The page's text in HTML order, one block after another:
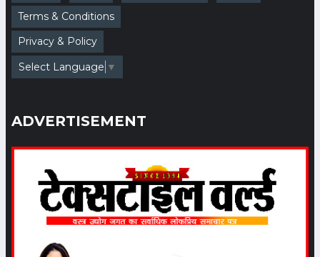
Category: Textile
Birla SaFR: Launch of
Category: Textile
वैश्विक आर्थिक मंदी की आहट के बीच
बांग्लादेश से रेडीमेड गारमेण्ट निर्यात में
वृद्धि जारी
Date: 2023-05-13 06:26:46 |
Terms & Conditions
Privacy & Policy
Select Language ▼
ADVERTISEMENT